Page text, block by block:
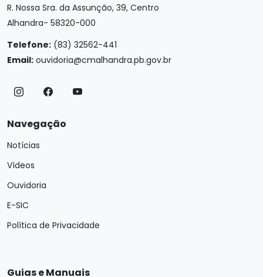
R. Nossa Sra. da Assunção, 39, Centro
Alhandra- 58320-000
Telefone: (83) 32562-441
Email: ouvidoria@cmalhandra.pb.gov.br
Navegação
Notícias
Vídeos
Ouvidoria
E-SIC
Política de Privacidade
Guias e Manuais